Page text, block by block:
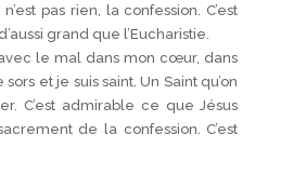
pas rien, la confession. C’est
grand que l’Eucharistie.
le mal dans mon cœur, dans
et je suis saint. Un Saint qu’on
C’est admirable ce que Jésus
de la confession. C’est